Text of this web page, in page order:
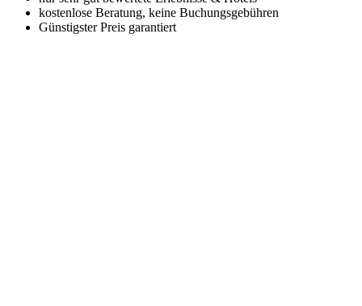
kostenlose Beratung, keine Buchungsgebühren
Günstigster Preis garantiert